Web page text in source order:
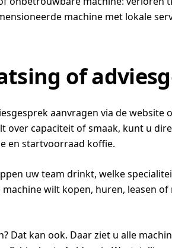
machine met lokale
of
aanvragen via de
capaciteit of smaak, kunt u
en startvoorraad koffie.
uw team drinkt, welke
wilt kopen, huren, leasen
Dat kan ook. Daar ziet u alle